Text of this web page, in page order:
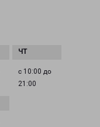
с 10:00 до
21:00